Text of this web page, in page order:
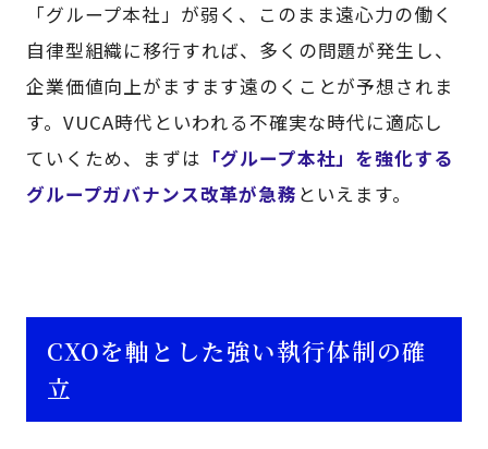
「グループ本社」が弱く、このまま遠心力の働く
自律型組織に移行すれば、多くの問題が発生し、
企業価値向上がますます遠のくことが予想されま
す。VUCA時代といわれる不確実な時代に適応し
ていくため、まずは 「グループ本社」を強化する
グループガバナンス改革が急務 といえます。
CXOを軸とした強い執行体制の確
立